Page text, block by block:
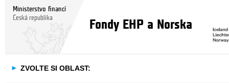
Ministerstvo financí
Česká republika
Fondy EHP a Norska
► ZVOLTE SI OBLAST: